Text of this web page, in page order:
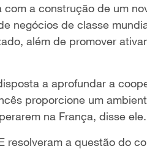
a construção de um
negócios de classe
além de promover
a aprofundar a
proporcione um
na França, disse ele.
resolveram a questão do